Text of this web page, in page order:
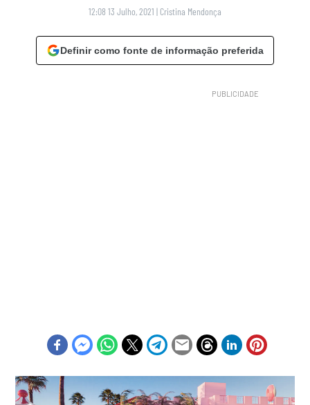
12:08 13 Julho, 2021 | Cristina Mendonça
Definir como fonte de informação preferida